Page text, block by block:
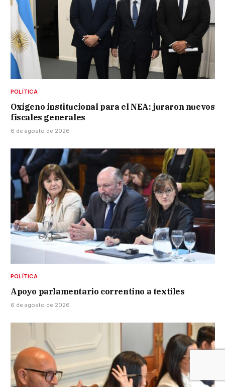
POLÍTICA
Oxígeno institucional para el NEA: juraron nuevos
fiscales generales
6 de agosto de 2026
POLÍTICA
Apoyo parlamentario correntino a textiles
6 de agosto de 2026